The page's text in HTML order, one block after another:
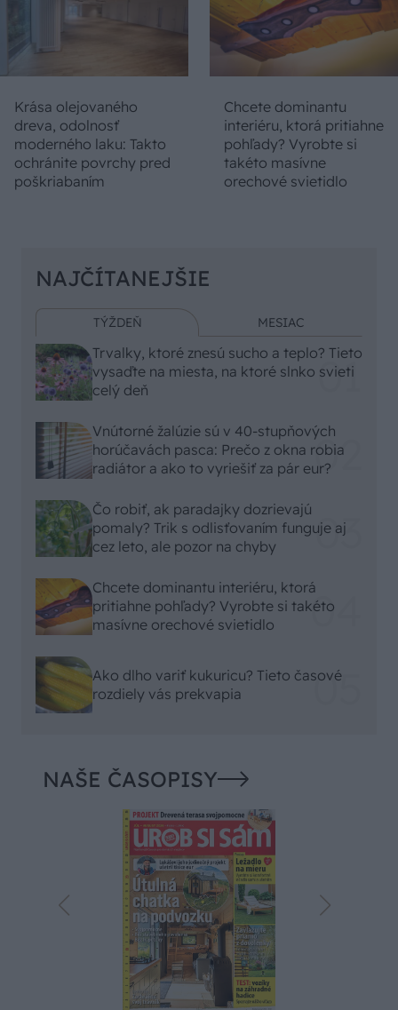
Krása olejovaného
dreva, odolnosť
moderného laku: Takto
ochránite povrchy pred
poškriabaním
Chcete dominantu
interiéru, ktorá pritiahne
pohľady? Vyrobte si
takéto masívne
orechové svietidlo
NAJČÍTANEJŠIE
TÝŽDEŇ MESIAC
Trvalky, ktoré znesú sucho a teplo? Tieto
vysaďte na miesta, na ktoré slnko svieti
celý deň
Vnútorné žalúzie sú v 40-stupňových
horúčavách pasca: Prečo z okna robia
radiátor a ako to vyriešiť za pár eur?
Čo robiť, ak paradajky dozrievajú
pomaly? Trik s odlisťovaním funguje aj
cez leto, ale pozor na chyby
Chcete dominantu interiéru, ktorá
pritiahne pohľady? Vyrobte si takéto
masívne orechové svietidlo
Ako dlho variť kukuricu? Tieto časové
rozdiely vás prekvapia
NAŠE ČASOPISY